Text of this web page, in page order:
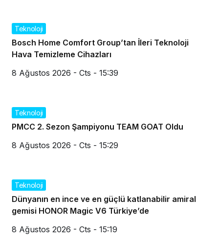
Teknoloji
Bosch Home Comfort Group’tan İleri Teknoloji
Hava Temizleme Cihazları
8 Ağustos 2026 - Cts - 15:39
Teknoloji
PMCC 2. Sezon Şampiyonu TEAM GOAT Oldu
8 Ağustos 2026 - Cts - 15:29
Teknoloji
Dünyanın en ince ve en güçlü katlanabilir amiral
gemisi HONOR Magic V6 Türkiye’de
8 Ağustos 2026 - Cts - 15:19